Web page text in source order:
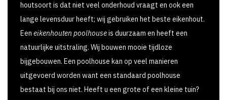
houtsoort is dat niet veel onderhoud vraagt en ook een
lange levensduur heeft; wij gebruiken het beste eikenhout.
Een eikenhouten poolhouseis duurzaam en heeft een
natuurlijke uitstraling. Wij bouwen mooie tijdloze
bijgebouwen. Een poolhouse kan op veel manieren
uitgevoerd worden want een standaard poolhouse
bestaat bij ons niet. Heeft u een grote of een kleine tuin?